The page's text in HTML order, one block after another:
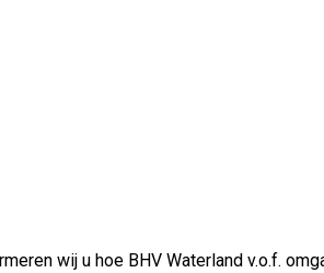
wij u hoe BHV Waterland v.o.f.